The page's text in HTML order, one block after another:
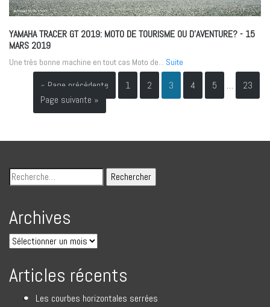
YAMAHA TRACER GT 2019: MOTO DE TOURISME OU D’AVENTURE?- 15
MARS 2019
Une très bonne machine en tout cas Moto de... Suite
« Page précédente 1 2 3 4 5 …
23
Page suivante »
Archives
Articles récents
Les courbes horizontales serrées